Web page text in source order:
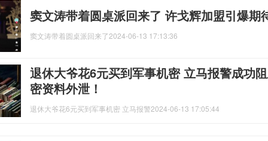
窦文涛带着圆桌派回来了 许戈辉加盟引爆期
窦文涛带着圆桌派回来了2024-06-13 17:13:36
退休大爷花6元买到军事机密 立马报警成功
密资料外泄！
退休大爷花6元买到军事机密 立马报警2024-06-13 17:05:44